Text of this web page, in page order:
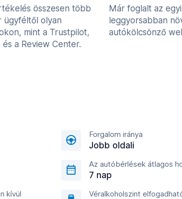
összesen több
ügyféltől olyan
mint a Trustpilot,
és a Review Center.
Már foglalt az
leggyorsabban
autókölcsönző
Forgalom iránya
Jobb oldali
Az autóbérlések átlagos
7 nap
kívül Véralkoholszint